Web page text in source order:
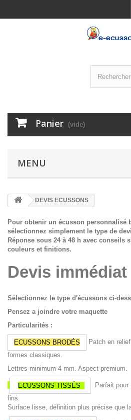
Panier (vide)
MENU
DEVIS ECUSSONS
Pour obtenir un écusson personnalisé
sélectionnez simplement le type de
Réponse sous 24 à 48 h avec conseils
couleurs et finitions.
Devis immédiat
Sélectionnez le type d'écussons ci-
Pensez a joindre votre maquette
Particularités :
ECUSSONS BRODÉS
Patch en
formes classiques.
Lettres minimum 4 mm. Aspect premium.
ECUSSONS TISSÉS
Parfait pour
fins.
Surface lisse, définition plus précise que